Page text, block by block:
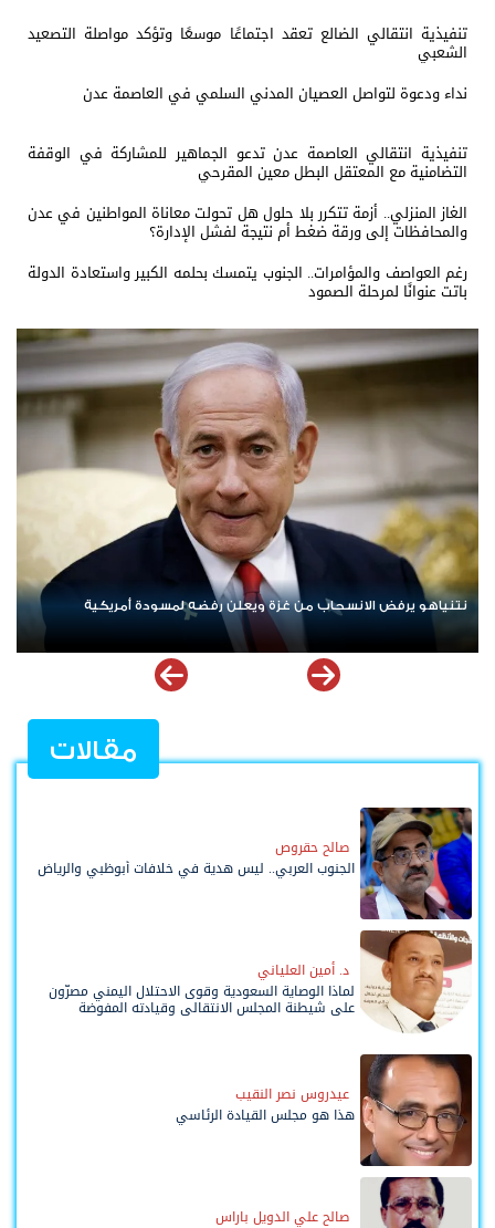
تنفيذية انتقالي الضالع تعقد اجتماعًا موسعًا وتؤكد مواصلة التصعيد
الشعبي
نداء ودعوة لتواصل العصيان المدني السلمي في العاصمة عدن
تنفيذية انتقالي العاصمة عدن تدعو الجماهير للمشاركة في الوقفة
التضامنية مع المعتقل البطل معين المقرحي
الغاز المنزلي.. أزمة تتكرر بلا حلول هل تحولت معاناة المواطنين في عدن
والمحافظات إلى ورقة ضغط أم نتيجة لفشل الإدارة؟
رغم العواصف والمؤامرات.. الجنوب يتمسك بحلمه الكبير واستعادة الدولة
باتت عنوانًا لمرحلة الصمود
ردا على «خروقات» حزب الله.. إسرائيل تشن ضربات على جنوب لبنان
مقالات
صالح حقروص
الجنوب العربي.. ليس هدية في خلافات أبوظبي والرياض
د. أمين العلياني
لماذا الوصاية السعودية وقوى الاحتلال اليمني مصرّون
على شيطنة المجلس الانتقالي وقيادته المفوضة
عيدروس نصر النقيب
هذا هو مجلس القيادة الرئاسي
صالح علي الدويل باراس